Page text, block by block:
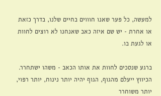
למעשה, כל פער שאנו חוווים בחיים שלנו, בדרך כזאת
או אחרת - יש שם איזה כאב שאנחנו לא רוצים לחוות
או לגעת בו.
ברגע שנסכים לחוות את אותו הכאב - משהו ישתחרר.
הכיווץ ייעלם מהגוף, הגוף יהיה יותר נינוח, יותר רפוי,
יותר משוחרר